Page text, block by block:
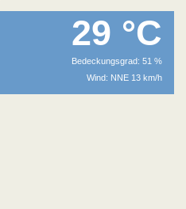
29 °C
Bedeckungsgrad: 51 %
Wind: NNE 13 km/h